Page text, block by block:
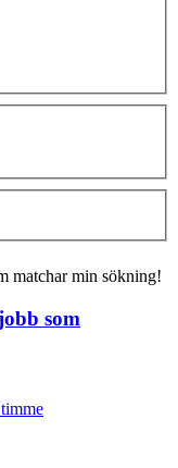
matchar min sökning!
som